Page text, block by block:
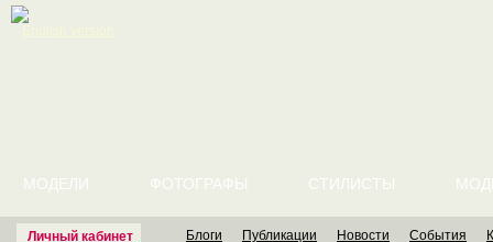
Личный кабинет
МОДЕЛИ ФОТОГРАФЫ СТИЛИСТЫ
Блоги Публикации Новости События